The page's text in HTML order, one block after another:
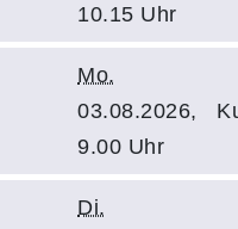
10.15 Uhr
Mo.
03.08.2026,
9.00 Uhr
Di.